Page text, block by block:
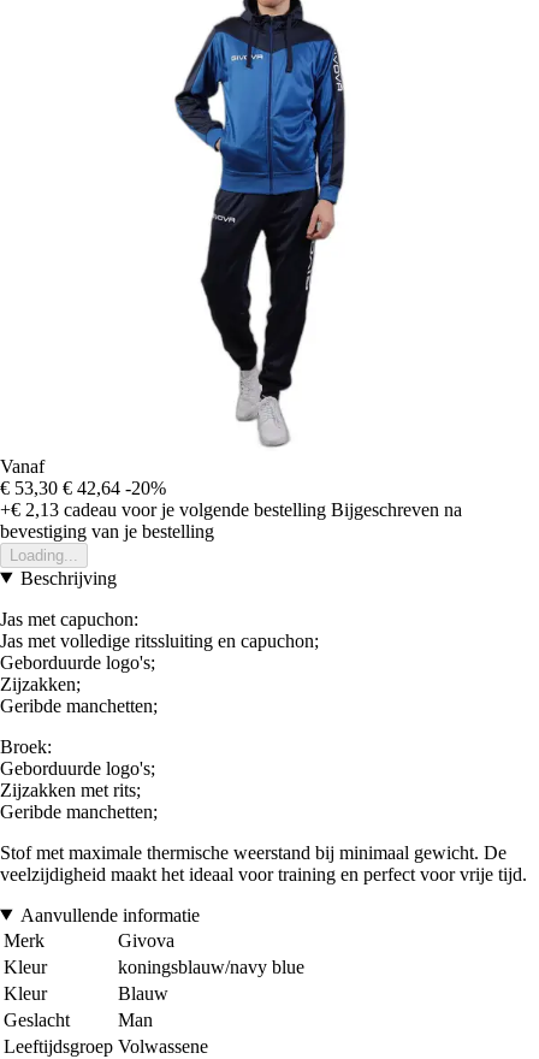
Vanaf
€ 53,30 € 42,64 -20%
+€ 2,13 cadeau voor je volgende bestelling Bijgeschreven na
bevestiging van je bestelling
Loading...
Beschrijving
Jas met capuchon:
Jas met volledige ritssluiting en capuchon;
Geborduurde logo's;
Zijzakken;
Geribde manchetten;
Broek:
Geborduurde logo's;
Zijzakken met rits;
Geribde manchetten;
Stof met maximale thermische weerstand bij minimaal gewicht. De
veelzijdigheid maakt het ideaal voor training en perfect voor vrije tijd.
Aanvullende informatie
Merk
Givova
Kleur
koningsblauw/navy blue
Kleur
Blauw
Geslacht
Man
Leeftijdsgroep Volwassene